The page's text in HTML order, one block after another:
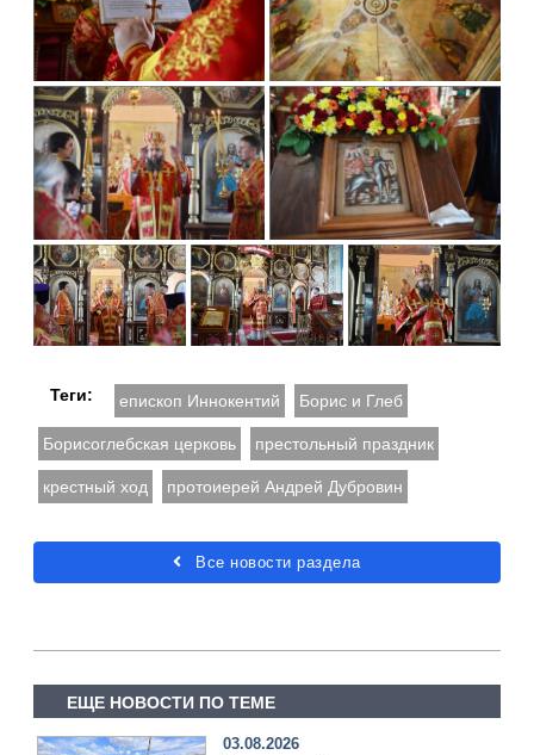
Теги: епископ Иннокентий Борис и Глеб
Борисоглебская церковь престольный праздник
крестный ход протоиерей Андрей Дубровин
Все новости раздела
ЕЩЕ НОВОСТИ ПО ТЕМЕ
03.08.2026